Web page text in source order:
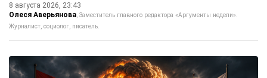
8 августа 2026, 23:43
Олеся Аверьянова Заместитель главного редактора «Аргументы недели».
Журналист, социолог, писатель.